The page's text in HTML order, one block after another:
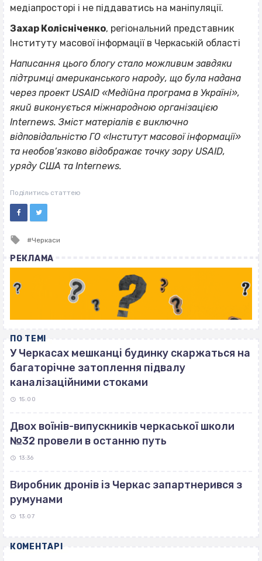
медіапросторі і не піддаватись на маніпуляції.
Захар Колісніченко, регіональний представник
Інституту масової інформації в Черкаській області
Написання цього блогу стало можливим завдяки
підтримці американського народу, що була надана
через проект USAID «Медійна програма в Україні»,
який виконується міжнародною організацією
Internews. Зміст матеріалів є виключно
відповідальністю ГО «Інститут масової інформації»
та необов’язково відображає точку зору USAID,
уряду США та Internews.
Поділитись статтею
Tagged
Черкаси
РЕКЛАМА
ПО ТЕМІ
У Черкасах мешканці будинку скаржаться на
багаторічне затоплення підвалу
каналізаційними стоками
15:00
Двох воїнів-випускників черкаської школи
№32 провели в останню путь
13:36
Виробник дронів із Черкас запартнерився з
румунами
13:07
КОМЕНТАРІ